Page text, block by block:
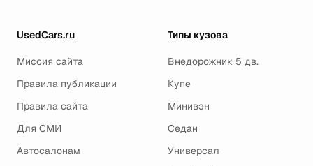
UsedCars.ru
Миссия сайта
Правила публикации
Правила сайта
Для СМИ
Автосалонам
Типы кузова
Внедорожник 5 дв.
Купе
Минивэн
Седан
Универсал